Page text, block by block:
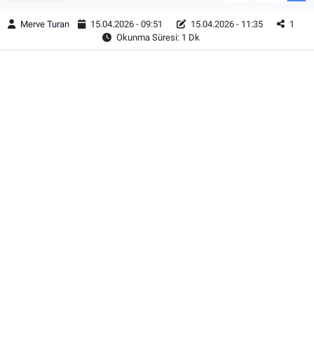
Merve Turan 15.04.2026 - 09:51 15.04.2026 - 11:35
1
Okunma Süresi: 1 Dk